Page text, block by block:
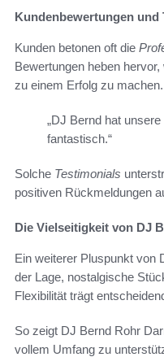
Kundenbewertungen und
Kunden betonen oft die
Bewertungen heben
zu einem Erfolg zu
„DJ Bernd hat
fantastisch.“
Solche Testimonials
positiven Rückmeldungen
Die Vielseitigkeit von DJ
Ein weiterer Pluspunkt von
der Lage, nostalgische
Flexibilität trägt
So zeigt DJ Bernd Rohr
vollem Umfang zu